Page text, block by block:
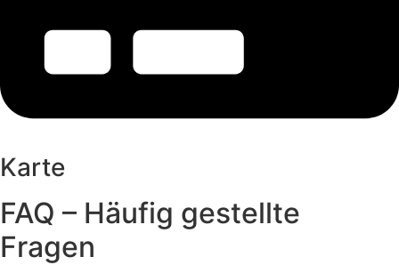
Karte
FAQ – Häufig gestellte
Fragen